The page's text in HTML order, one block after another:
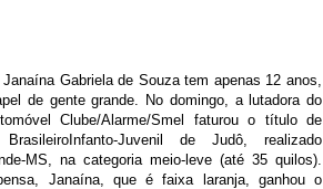
Gabriela de Souza tem apenas 12 anos,
de gente grande. No domingo, a lutadora do
Clube/Alarme/Smel faturou o título de
Juvenil de Judô, realizado
MS, na categoria meio-leve (até 35 quilos).
Janaína, que é faixa laranja, ganhou o